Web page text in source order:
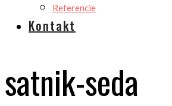
Referencie
Kontakt
satnik-seda